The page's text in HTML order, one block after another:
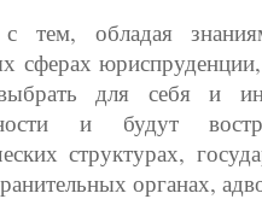
с тем, обладая
сферах
для себя и
и будут
структурах,
органах,